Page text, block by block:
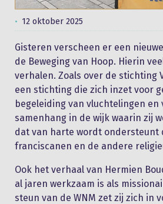
12 oktober 2025
Gisteren verscheen er een
de Beweging van Hoop. Hierin
verhalen. Zoals over de stichting
een stichting die zich inzet voor
begeleiding van vluchtelingen en
samenhang in de wijk waarin zij
dat van harte wordt ondersteunt
franciscanen en de andere
Ook het verhaal van Hermien
al jaren werkzaam is als
steun van de WNM zet zij zich in